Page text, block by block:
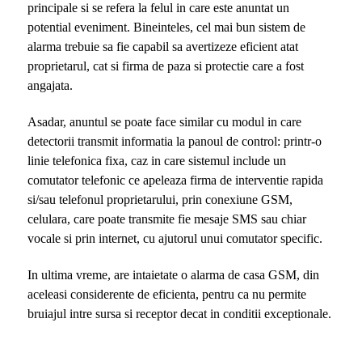
principale si se refera la felul in care este anuntat un
potential eveniment. Bineinteles, cel mai bun sistem de
alarma trebuie sa fie capabil sa avertizeze eficient atat
proprietarul, cat si firma de paza si protectie care a fost
angajata.
Asadar, anuntul se poate face similar cu modul in care
detectorii transmit informatia la panoul de control: printr-o
linie telefonica fixa, caz in care sistemul include un
comutator telefonic ce apeleaza firma de interventie rapida
si/sau telefonul proprietarului, prin conexiune GSM,
celulara, care poate transmite fie mesaje SMS sau chiar
vocale si prin internet, cu ajutorul unui comutator specific.
In ultima vreme, are intaietate o alarma de casa GSM, din
aceleasi considerente de eficienta, pentru ca nu permite
bruiajul intre sursa si receptor decat in conditii exceptionale.